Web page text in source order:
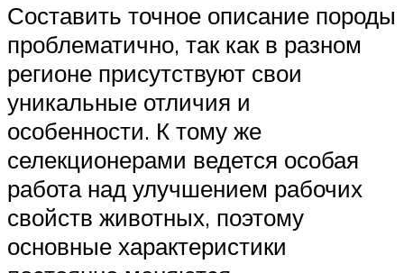
Составить точное описание породы
проблематично, так как в разном
регионе присутствуют свои
уникальные отличия и
особенности. К тому же
селекционерами ведется особая
работа над улучшением рабочих
свойств животных, поэтому
основные характеристики